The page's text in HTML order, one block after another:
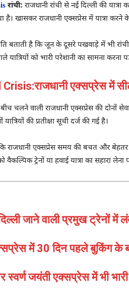
रांची: राजधानी रांची से नई दिल्ली की यात्रा
है। खासकर राजधानी एक्सप्रेस में यात्रा
बताती है कि जून के दूसरे पखवाड़े में भी रांची
यात्रियों को भारी परेशानी का सामना करना
एक्सप्रेस में
चलने वाली राजधानी एक्सप्रेस की दोनों
की प्रतीक्षा सूची दर्ज की गई है।
कि राजधानी एक्सप्रेस समय की बचत और
वैकल्पिक ट्रेनों या हवाई यात्रा का सहारा लेना
जाने वाली प्रमुख ट्रेनों में
में 30 दिन पहले बुकिंग के
जयंती एक्सप्रेस में भी भारी